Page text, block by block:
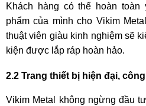
Khách hàng có thể hoàn
phẩm của mình cho Vikim
thuật viên giàu kinh nghiệm sẽ
kiện được lắp ráp hoàn hảo.
2.2 Trang thiết bị hiện đại,
Vikim Metal không ngừng đầu